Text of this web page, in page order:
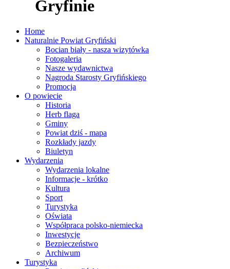
Home
Naturalnie Powiat Gryfiński
Bocian biały - nasza wizytówka
Fotogaleria
Nasze wydawnictwa
Nagroda Starosty Gryfińskiego
Promocja
O powiecie
Historia
Herb flaga
Gminy
Powiat dziś - mapa
Rozkłady jazdy
Biuletyn
Wydarzenia
Wydarzenia lokalne
Informacje - krótko
Kultura
Sport
Turystyka
Oświata
Współpraca polsko-niemiecka
Inwestycje
Bezpieczeństwo
Archiwum
Turystyka